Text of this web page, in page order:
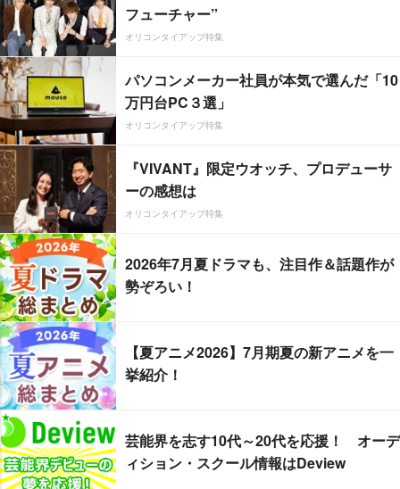
フューチャー”
オリコンタイアップ特集
パソコンメーカー社員が本気で選んだ「10
万円台PC３選」
オリコンタイアップ特集
『VIVANT』限定ウオッチ、プロデューサ
ーの感想は
オリコンタイアップ特集
2026年7月夏ドラマも、注目作＆話題作が
勢ぞろい！
【夏アニメ2026】7月期夏の新アニメを一
挙紹介！
芸能界を志す10代～20代を応援！ オーデ
ィション・スクール情報はDeview